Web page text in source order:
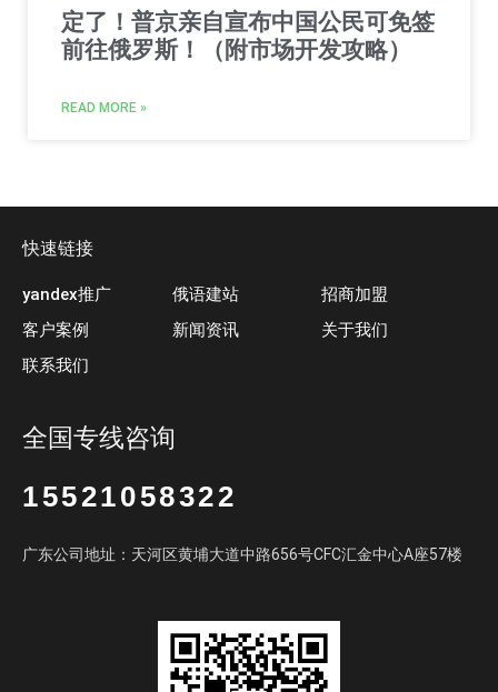
定了！普京亲自宣布中国公民可免签
前往俄罗斯！（附市场开发攻略）
READ MORE »
快速链接
yandex推广
客户案例
联系我们
俄语建站
新闻资讯
招商加盟
关于我们
全国专线咨询
15521058322
广东公司地址：天河区黄埔大道中路656号CFC汇金中心A座57楼